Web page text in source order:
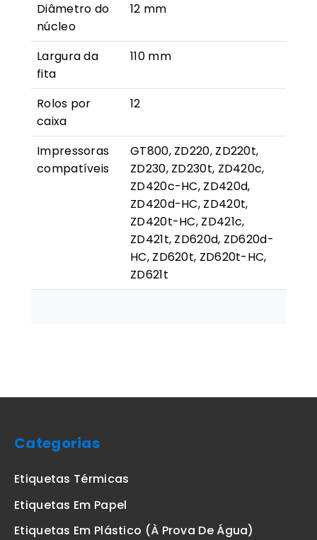
Diâmetro do
núcleo
12 mm
Largura da
fita
110 mm
Rolos por
caixa
12
Impressoras
compatíveis
GT800, ZD220, ZD220t,
ZD230, ZD230t, ZD420c,
ZD420c-HC, ZD420d,
ZD420d-HC, ZD420t,
ZD420t-HC, ZD421c,
ZD421t, ZD620d, ZD620d-
HC, ZD620t, ZD620t-HC,
ZD621t
Categorias
Etiquetas Térmicas
Etiquetas Em Papel
Etiquetas Em Plástico (à Prova De Água)